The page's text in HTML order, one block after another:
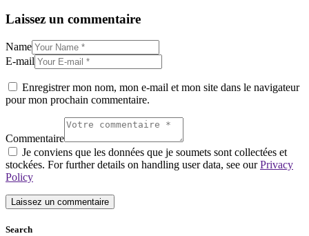
Laissez un commentaire
Name
E-mail
Enregistrer mon nom, mon e-mail et mon site dans le navigateur
pour mon prochain commentaire.
Commentaire
Je conviens que les données que je soumets sont collectées et
stockées. For further details on handling user data, see ourPrivacy
Policy
Search